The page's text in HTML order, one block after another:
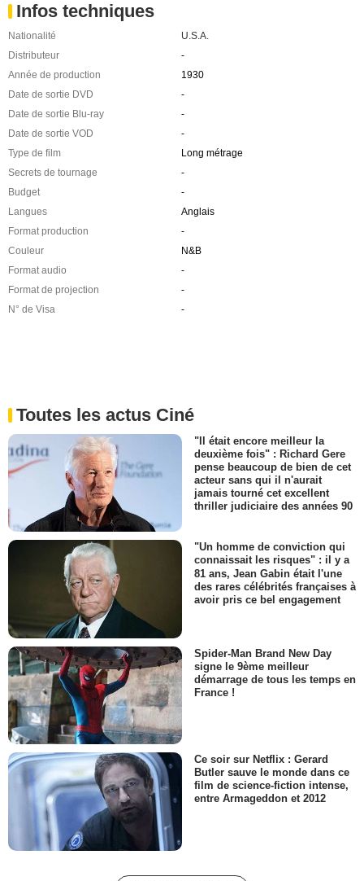
Infos techniques
Nationalité
U.S.A.
Distributeur
-
Année de production
1930
Date de sortie DVD
-
Date de sortie Blu-ray
-
Date de sortie VOD
-
Type de film
Long métrage
Secrets de tournage
-
Budget
-
Langues
Anglais
Format production
-
Couleur
N&B
Format audio
-
Format de projection
-
N° de Visa
-
Toutes les actus Ciné
"Il était encore meilleur la
deuxième fois" : Richard Gere
pense beaucoup de bien de cet
acteur sans qui il n'aurait
jamais tourné cet excellent
thriller judiciaire des années 90
"Un homme de conviction qui
connaissait les risques" : il y a
81 ans, Jean Gabin était l'une
des rares célébrités françaises à
avoir pris ce bel engagement
Spider-Man Brand New Day
signe le 9ème meilleur
démarrage de tous les temps en
France !
Ce soir sur Netflix : Gerard
Butler sauve le monde dans ce
film de science-fiction intense,
entre Armageddon et 2012